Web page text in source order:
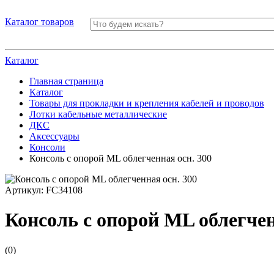
Каталог товаров
Каталог
Главная страница
Каталог
Товары для прокладки и крепления кабелей и проводов
Лотки кабельные металлические
ДКС
Аксессуары
Консоли
Консоль с опорой ML облегченная осн. 300
Артикул: FC34108
Консоль с опорой ML
(0)